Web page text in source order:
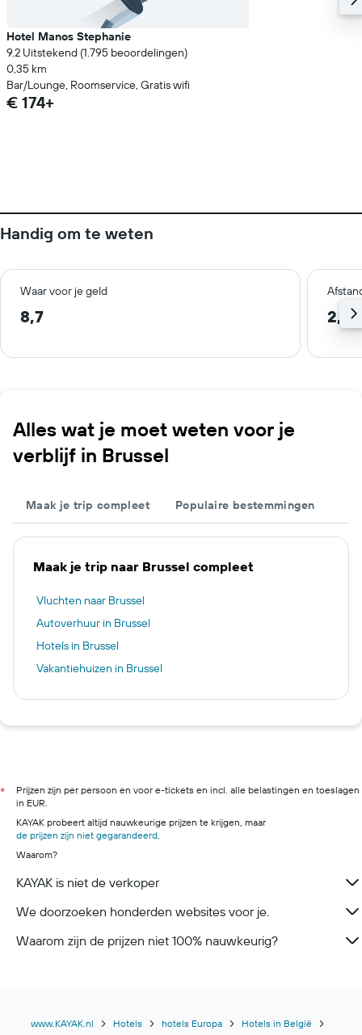
Hotel Manos Stephanie
9.2 Uitstekend (1.795 beoordelingen)
0,35 km
Bar/Lounge, Roomservice, Gratis wifi
€ 174+
Handig om te weten
Waar voor je geld
8,7 2,5
Alles wat je moet weten voor je
verblijf in Brussel
Maak je trip compleet Populaire bestemmingen
Maak je trip naar Brussel compleet
Vluchten naar Brussel
Autoverhuur in Brussel
Hotels in Brussel
Vakantiehuizen in Brussel
*
Prijzen zijn per persoon en voor e-tickets en incl. alle belastingen en toeslagen
in EUR.
KAYAK probeert altijd nauwkeurige prijzen te krijgen, maar
de prijzen zijn niet gegarandeerd.
Waarom?
KAYAK is niet de verkoper
We doorzoeken honderden websites voor je.
Waarom zijn de prijzen niet 100% nauwkeurig?
www.KAYAK.nl Hotels hotels Europa
Hotels in België